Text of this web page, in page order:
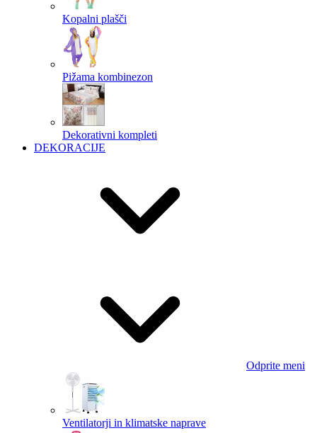
Kopalni plašči
Pižama kombinezon
Dekorativni kompleti
DEKORACIJE
Odprite meni
Ventilatorji in klimatske naprave